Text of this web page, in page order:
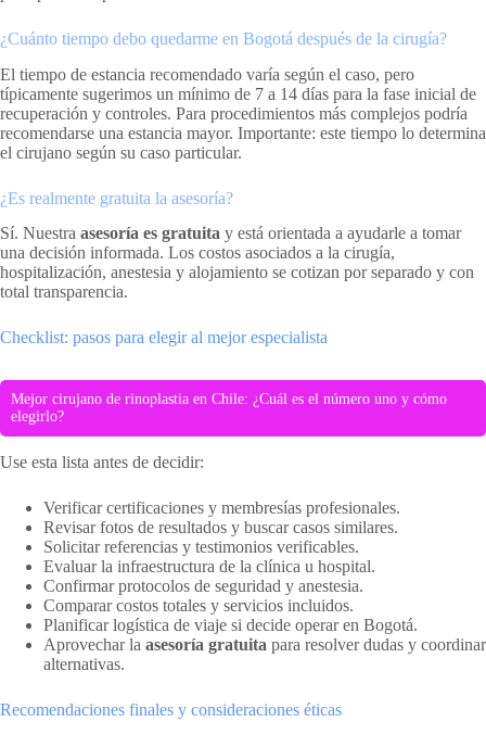
¿Cuánto tiempo debo quedarme en Bogotá después de la cirugía?
El tiempo de estancia recomendado varía según el caso, pero
típicamente sugerimos un mínimo de 7 a 14 días para la fase inicial de
recuperación y controles. Para procedimientos más complejos podría
recomendarse una estancia mayor. Importante: este tiempo lo determina
el cirujano según su caso particular.
¿Es realmente gratuita la asesoría?
Sí. Nuestra asesoría es gratuita y está orientada a ayudarle a tomar
una decisión informada. Los costos asociados a la cirugía,
hospitalización, anestesia y alojamiento se cotizan por separado y con
total transparencia.
Checklist: pasos para elegir al mejor especialista
Mejor cirujano de rinoplastia en Chile: ¿Cuál es el número uno y cómo
elegirlo?
Use esta lista antes de decidir:
Verificar certificaciones y membresías profesionales.
Revisar fotos de resultados y buscar casos similares.
Solicitar referencias y testimonios verificables.
Evaluar la infraestructura de la clínica u hospital.
Confirmar protocolos de seguridad y anestesia.
Comparar costos totales y servicios incluidos.
Planificar logística de viaje si decide operar en Bogotá.
Aprovechar la asesoría gratuita para resolver dudas y coordinar
alternativas.
Recomendaciones finales y consideraciones éticas